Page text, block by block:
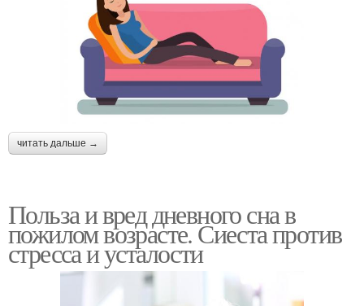
читать дальше →
Польза и вред дневного сна в
пожилом возрасте. Сиеста против
стресса и усталости